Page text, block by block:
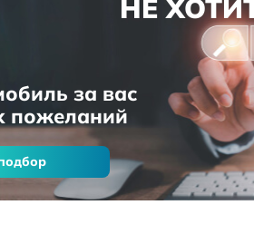
НЕ
за вас
пожеланий